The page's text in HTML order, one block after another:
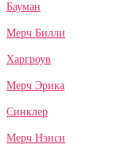
Бауман
Мерч Билли
Харгроув
Мерч Эрика
Синклер
Мерч Нэнси